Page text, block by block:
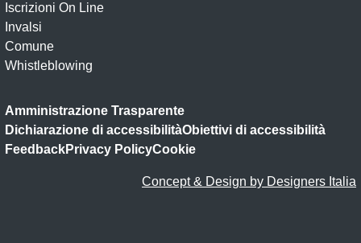
Iscrizioni On Line
Invalsi
Comune
Whistleblowing
Amministrazione Trasparente
Dichiarazione di accessibilitàObiettivi di accessibilità
FeedbackPrivacy PolicyCookie
Concept & Design by Designers Italia